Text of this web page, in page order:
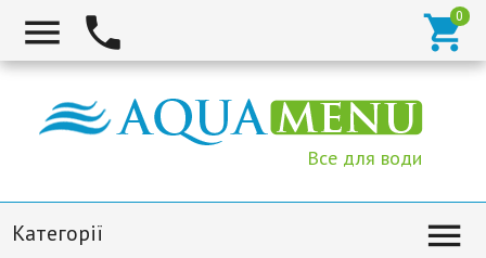
  
Все для води
Категорії 